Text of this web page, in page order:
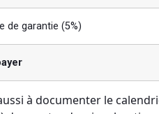
de garantie (5%)
à documenter le